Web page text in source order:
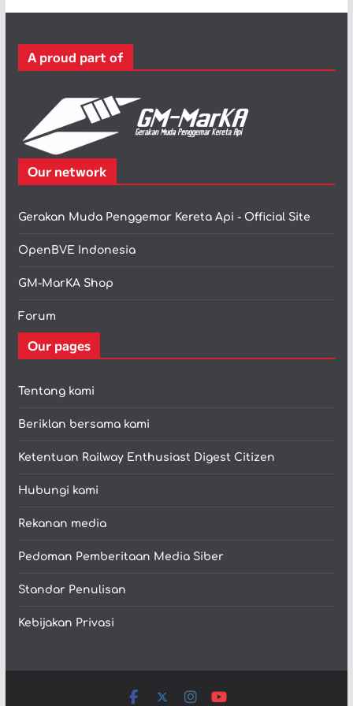
r
A proud part of
Our network
Gerakan Muda Penggemar Kereta Api - Official Site
OpenBVE Indonesia
GM-MarKA Shop
Forum
Our pages
Tentang kami
Beriklan bersama kami
Ketentuan Railway Enthusiast Digest Citizen
Hubungi kami
Rekanan media
Pedoman Pemberitaan Media Siber
Standar Penulisan
Kebijakan Privasi